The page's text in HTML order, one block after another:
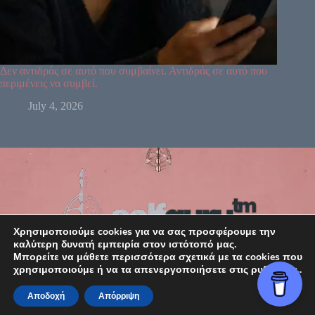
Δεν αντιδράς σε αυτό που συμβαίνει. Αντιδράς σε αυτό που
περιμένεις να συμβεί.
July 4, 2026
Copyright © 2026 SelfGuru. Your Map. Your magic.
Χρησιμοποιούμε cookies για να σας προσφέρουμε την
καλύτερη δυνατή εμπειρία στον ιστότοπό μας.
Μπορείτε να μάθετε περισσότερα σχετικά με τα cookies που
χρησιμοποιούμε ή να τα απενεργοποιήσετε στις ρυθμίσεις..
Αποδοχή Απόρριψη